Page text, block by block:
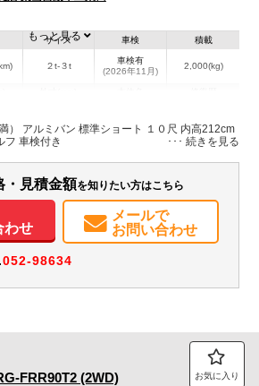
サイズ
２t-３t
車検
車検有
(2026年11月)
積載
2,000(kg)
無
もっと見る
） アルミバン 標準ショート １０尺 内高212cm
フ 車検付き
・見積金額を知りたい方はこちら
わせ
メールで
お問い合わせ
052-98634
FRR90T2 (2WD) お気に入り